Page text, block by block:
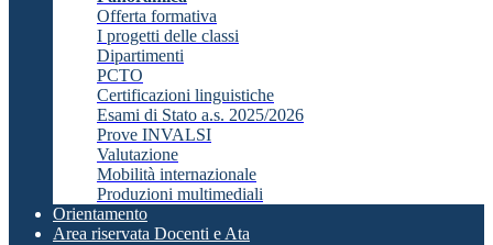
Offerta formativa
I progetti delle classi
Dipartimenti
PCTO
Certificazioni linguistiche
Esami di Stato a.s. 2025/2026
Prove INVALSI
Valutazione
Mobilità internazionale
Produzioni multimediali
Orientamento
Area riservata Docenti e Ata